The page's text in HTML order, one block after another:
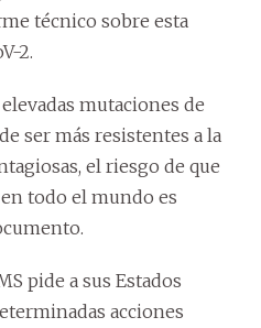
técnico sobre esta
2.
mutaciones de
ser más resistentes a la
el riesgo de que
todo el mundo es
pide a sus Estados
acciones